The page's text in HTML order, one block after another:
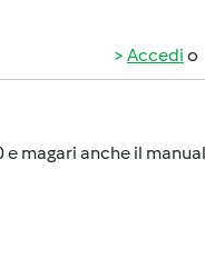
Accedi o
magari anche il